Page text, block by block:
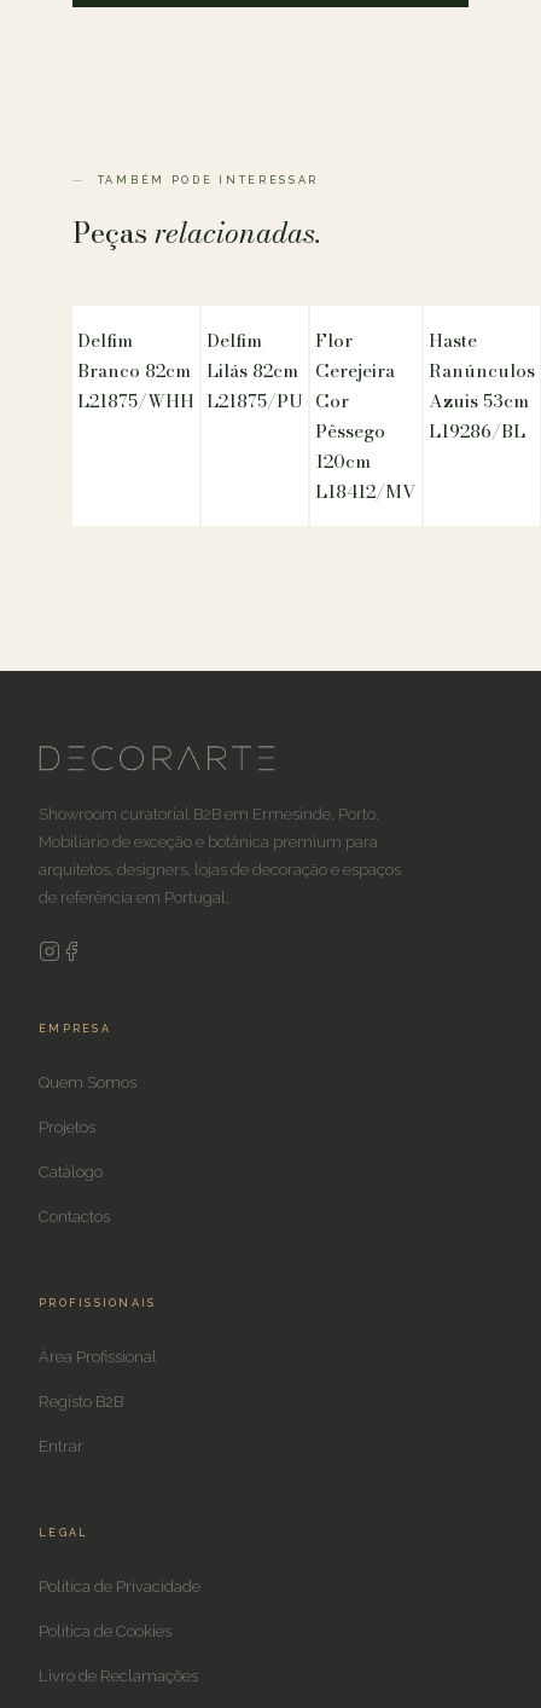
TAMBÉM PODE INTERESSAR
Peçasrelacionadas.
Delfim
Branco 82cm
L21875/WHH
Delfim
Lilás 82cm
L21875/PU
Flor
Cerejeira
Cor
Pêssego
120cm
L18412/MV
Haste
Ranúnculos
Azuis 53cm
L19286/BL
Showroom curatorial B2B em Ermesinde, Porto.
Mobiliário de exceção e botânica premium para
arquitetos, designers, lojas de decoração e espaços
de referência em Portugal.
EMPRESA
Quem Somos
Projetos
Catálogo
Contactos
PROFISSIONAIS
Área Profissional
Registo B2B
Entrar
LEGAL
Política de Privacidade
Política de Cookies
Livro de Reclamações